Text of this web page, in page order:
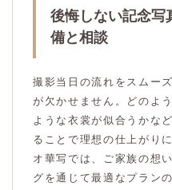
後悔しない記念写
備と相談
撮影当日の流れをスムー
が欠かせません。どのよ
ような衣裳が似合うかな
ることで理想の仕上がり
オ華写では、ご家族の想
グを通じて最適なプラン